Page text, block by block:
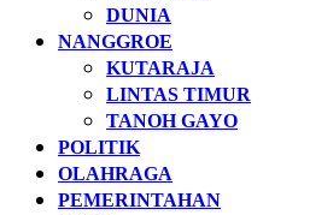
DUNIA
NANGGROE
KUTARAJA
LINTAS TIMUR
TANOH GAYO
POLITIK
OLAHRAGA
PEMERINTAHAN